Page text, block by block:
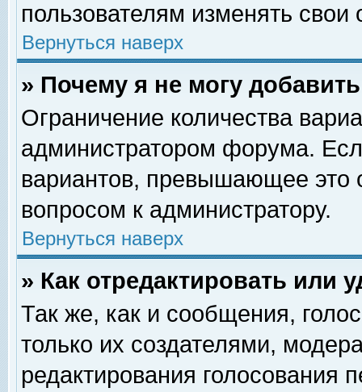
пользователям изменять свои
Вернуться наверх
» Почему я не могу
Ограничение количества
администратором форума.
вариантов, превышающее это
вопросом к администратору.
Вернуться наверх
» Как отредактировать или
Так же, как и сообщения,
только их создателями,
редактирования голосования